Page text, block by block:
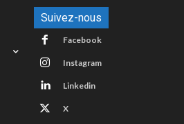
Suivez-nous
Facebook
Instagram
Linkedin
X